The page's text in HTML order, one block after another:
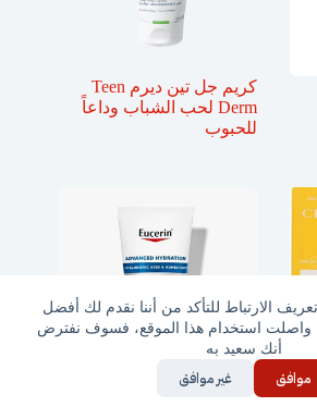
الارتباط للتأكد من أننا نقدم لك أفضل
واصلت استخدام هذا الموقع، فسوف نفترض
أنك سعيد به
موافق غير موافق
كريم جل تين ديرم Teen
Derm لحب الشباب وداعاً
للحبوب
واقي يوسيرين للبشرة